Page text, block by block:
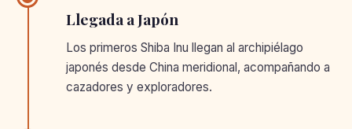
Llegada a Japón
Los primeros Shiba Inu llegan al archipiélago
japonés desde China meridional, acompañando a
cazadores y exploradores.